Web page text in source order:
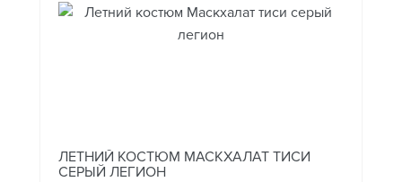
ЛЕТНИЙ КОСТЮМ МАСКХАЛАТ ТИСИ
СЕРЫЙ ЛЕГИОН